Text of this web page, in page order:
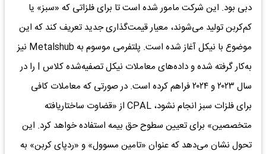
دبی بود. این شرکت مامور شده است تا برای فلزاتی که «سبز» یا
کم‌کربن تولید می‌شوند، معیار قیمت‌گذاری جدید تعریف کند که این
موضوع با نیکل آغاز شده است. پلتفرمی موسوم به Metalshub نیز
به‌کار گرفته شده و داده‌های معاملات نیکل تصفیه‌شده کلاس I را در
سال ۲۰۲۳ و ۲۰۲۴ فراهم کرده است. در صورتی که معاملات کافی
برای فلزات سبز انجام نشود، CPAL از «قضاوت ساختاریافته
متخصصین» برای تعیین سطوح حق بیمه استفاده خواهد کرد. این
تحول نشان می‌دهد که عنوان «تامین مسوول» و «ردپای کربن» به